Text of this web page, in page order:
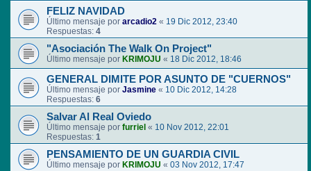
FELIZ NAVIDAD
Último mensaje por arcadio2 « 19 Dic 2012, 23:40
Respuestas: 4
"Asociación The Walk On Project"
Último mensaje por KRIMOJU « 18 Dic 2012, 18:46
GENERAL DIMITE POR ASUNTO DE "CUERNOS"
Último mensaje por Jasmine « 10 Dic 2012, 14:28
Respuestas: 6
Salvar Al Real Oviedo
Último mensaje por furriel « 10 Nov 2012, 22:01
Respuestas: 1
PENSAMIENTO DE UN GUARDIA CIVIL
Último mensaje por KRIMOJU « 03 Nov 2012, 17:47